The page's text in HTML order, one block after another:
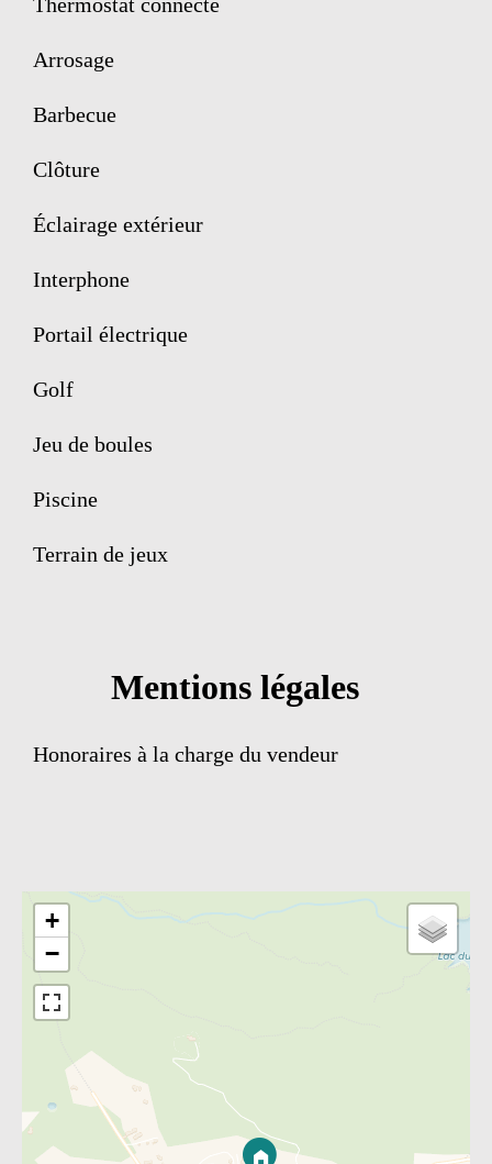
Arrosage
Barbecue
Clôture
Éclairage extérieur
Interphone
Portail électrique
Golf
Jeu de boules
Piscine
Terrain de jeux
Mentions légales
Honoraires à la charge du vendeur
+
−